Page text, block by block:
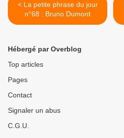
< La petite phrase du jour
n°68 : Bruno Dumont
Hébergé par Overblog
Top articles
Pages
Contact
Signaler un abus
C.G.U.